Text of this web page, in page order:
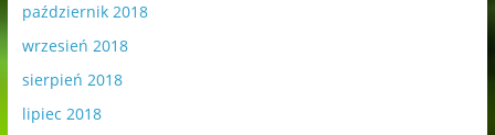
październik 2018
wrzesień 2018
sierpień 2018
lipiec 2018